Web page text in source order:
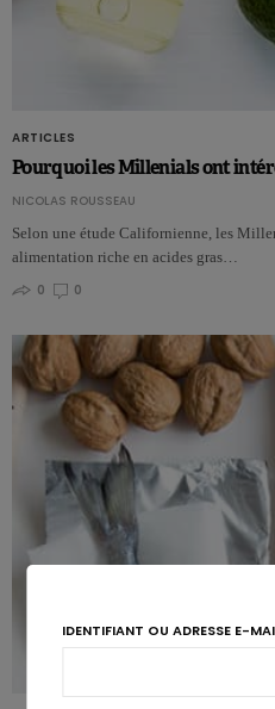
ARTICLES
Pourquoi les Millenials ont
NICOLAS ROUSSEAU
Selon une étude Californienne, les
alimentation riche en acides gras…
0
0
IDENTIFIANT OU ADRESSE E-